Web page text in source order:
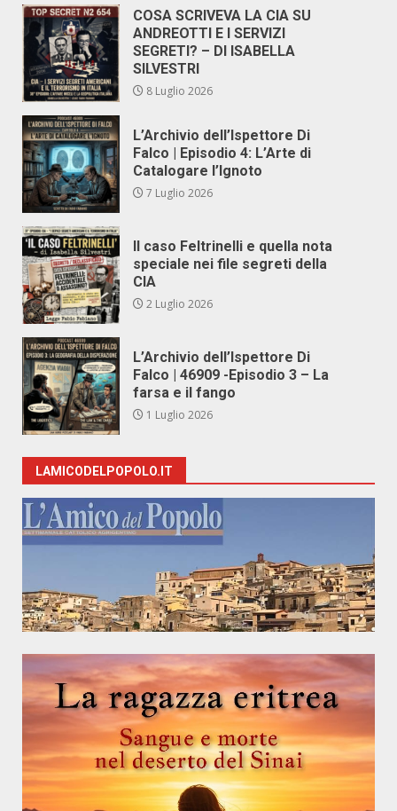
COSA SCRIVEVA LA CIA SU
ANDREOTTI E I SERVIZI
SEGRETI? – DI ISABELLA
SILVESTRI
8 Luglio 2026
L’Archivio dell’Ispettore Di
Falco | Episodio 4: L’Arte di
Catalogare l’Ignoto
7 Luglio 2026
Il caso Feltrinelli e quella nota
speciale nei file segreti della
CIA
2 Luglio 2026
L’Archivio dell’Ispettore Di
Falco | 46909 -Episodio 3 – La
farsa e il fango
1 Luglio 2026
LAMICODELPOPOLO.IT